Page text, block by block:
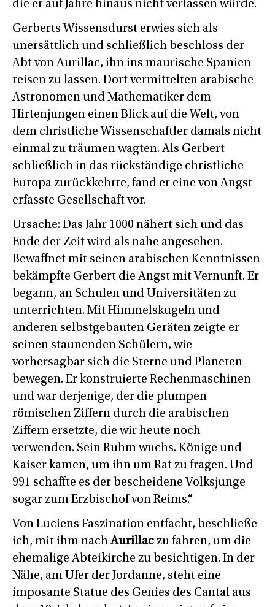
die er auf Jahre hinaus nicht verlassen würde.
Gerberts Wissensdurst erwies sich als
unersättlich und schließlich beschloss der
Abt von Aurillac, ihn ins maurische Spanien
reisen zu lassen. Dort vermittelten arabische
Astronomen und Mathematiker dem
Hirtenjungen einen Blick auf die Welt, von
dem christliche Wissenschaftler damals nicht
einmal zu träumen wagten. Als Gerbert
schließlich in das rückständige christliche
Europa zurückkehrte, fand er eine von Angst
erfasste Gesellschaft vor.
Ursache: Das Jahr 1000 nähert sich und das
Ende der Zeit wird als nahe angesehen.
Bewaffnet mit seinen arabischen Kenntnissen
bekämpfte Gerbert die Angst mit Vernunft. Er
begann, an Schulen und Universitäten zu
unterrichten. Mit Himmelskugeln und
anderen selbstgebauten Geräten zeigte er
seinen staunenden Schülern, wie
vorhersagbar sich die Sterne und Planeten
bewegen. Er konstruierte Rechenmaschinen
und war derjenige, der die plumpen
römischen Ziffern durch die arabischen
Ziffern ersetzte, die wir heute noch
verwenden. Sein Ruhm wuchs. Könige und
Kaiser kamen, um ihn um Rat zu fragen. Und
991 schaffte es der bescheidene Volksjunge
sogar zum Erzbischof von Reims.“
Von Luciens Faszination entfacht, beschließe
ich, mit ihm nachAurillac zu fahren, um die
ehemalige Abteikirche zu besichtigen. In der
Nähe, am Ufer der Jordanne, steht eine
imposante Statue des Genies des Cantal aus